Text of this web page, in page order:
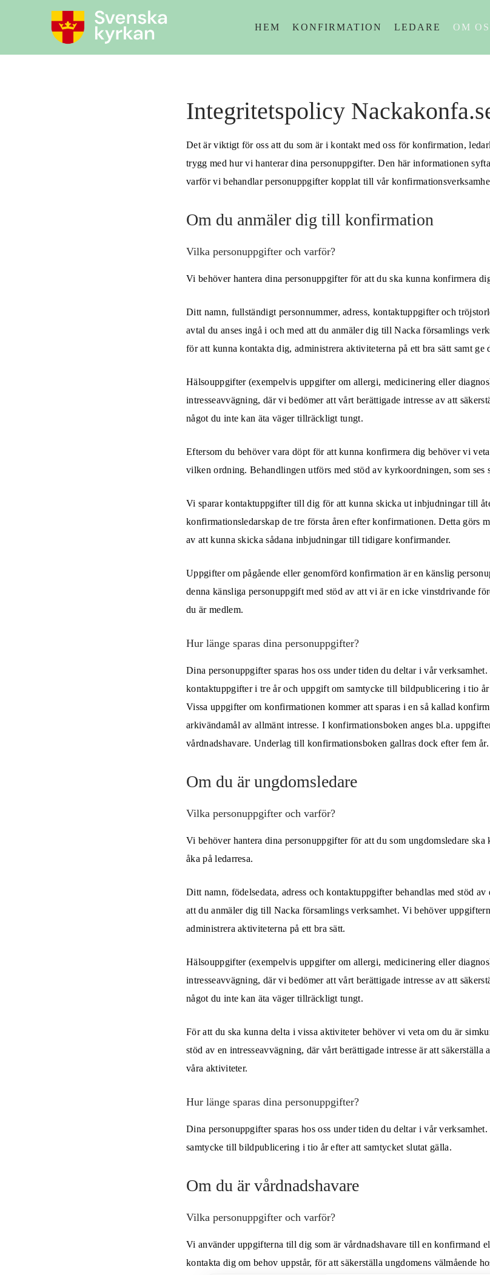
HEM KONFIRMATION LEDARE OM
Integritetspolicy
Det är viktigt för oss att du som är i kontakt med oss för konfirmation,
trygg med hur vi hanterar dina personuppgifter. Den här informationen
varför vi behandlar personuppgifter kopplat till vår
Om du anmäler dig till konfirmation
Vilka personuppgifter och varför?
Vi behöver hantera dina personuppgifter för att du ska kunna konfirmera
Ditt namn, fullständigt personnummer, adress, kontaktuppgifter och
avtal du anses ingå i och med att du anmäler dig till Nacka församlings
för att kunna kontakta dig, administrera aktiviteterna på ett bra sätt samt ge
Hälsouppgifter (exempelvis uppgifter om allergi, medicinering eller
intresseavvägning, där vi bedömer att vårt berättigade intresse av att
något du inte kan äta väger tillräckligt tungt.
Eftersom du behöver vara döpt för att kunna konfirmera dig behöver vi
vilken ordning. Behandlingen utförs med stöd av kyrkoordningen, som ses
Vi sparar kontaktuppgifter till dig för att kunna skicka ut inbjudningar till
konfirmationsledarskap de tre första åren efter konfirmationen. Detta görs
av att kunna skicka sådana inbjudningar till tidigare konfirmander.
Uppgifter om pågående eller genomförd konfirmation är en känslig
denna känsliga personuppgift med stöd av att vi är en icke vinstdrivande
du är medlem.
Hur länge sparas dina personuppgifter?
Dina personuppgifter sparas hos oss under tiden du deltar i vår
kontaktuppgifter i tre år och uppgift om samtycke till bildpublicering i tio år
Vissa uppgifter om konfirmationen kommer att sparas i en så kallad
arkivändamål av allmänt intresse. I konfirmationsboken anges bl.a.
vårdnadshavare. Underlag till konfirmationsboken gallras dock efter fem år.
Om du är ungdomsledare
Vilka personuppgifter och varför?
Vi behöver hantera dina personuppgifter för att du som ungdomsledare ska
åka på ledarresa.
Ditt namn, födelsedata, adress och kontaktuppgifter behandlas med stöd av
att du anmäler dig till Nacka församlings verksamhet. Vi behöver
administrera aktiviteterna på ett bra sätt.
Hälsouppgifter (exempelvis uppgifter om allergi, medicinering eller
intresseavvägning, där vi bedömer att vårt berättigade intresse av att
något du inte kan äta väger tillräckligt tungt.
För att du ska kunna delta i vissa aktiviteter behöver vi veta om du är
stöd av en intresseavvägning, där vårt berättigade intresse är att säkerställa
våra aktiviteter.
Hur länge sparas dina personuppgifter?
Dina personuppgifter sparas hos oss under tiden du deltar i vår
samtycke till bildpublicering i tio år efter att samtycket slutat gälla.
Om du är vårdnadshavare
Vilka personuppgifter och varför?
Vi använder uppgifterna till dig som är vårdnadshavare till en konfirmand
kontakta dig om behov uppstår, för att säkerställa ungdomens välmående